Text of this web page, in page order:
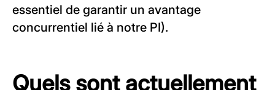
essentiel de garantir un avantage
concurrentiel lié à notre PI).
Quels sont actuellement